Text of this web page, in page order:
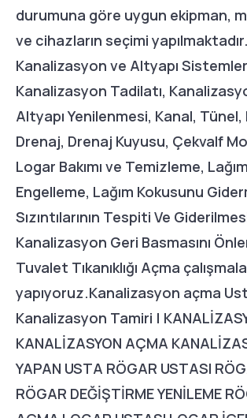
durumuna göre uygun ekipman,
ve cihazların seçimi yapılmaktadır.
Kanalizasyon ve Altyapı
Kanalizasyon Tadilatı,
Altyapı Yenilenmesi, Kanal, Tünel,
Drenaj, Drenaj Kuyusu, Çekvalf
Logar Bakımı ve Temizleme,
Engelleme, Lağım Kokusunu
Sızıntılarının Tespiti Ve
Kanalizasyon Geri Basmasını
Tuvalet Tıkanıklığı Açma
yapıyoruz.Kanalizasyon açma
Kanalizasyon Tamiri |
KANALİZASYON AÇMA
YAPAN USTA RÖGAR USTASI
RÖGAR DEĞİŞTİRME YENİLEME